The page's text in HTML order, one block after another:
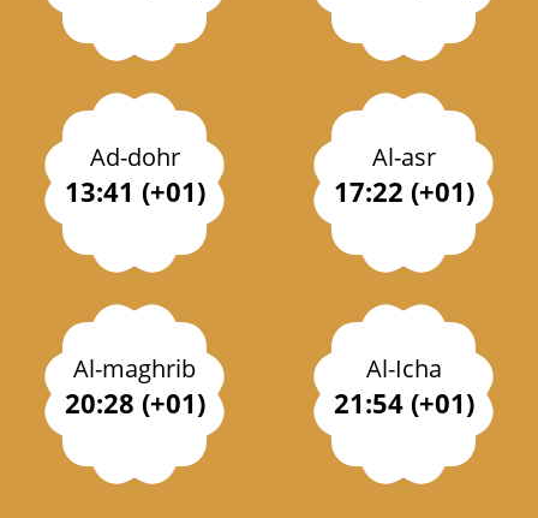
Ad-dohr
13:41 (+01)
Al-asr
17:22 (+01)
Al-maghrib
20:28 (+01)
Al-Icha
21:54 (+01)